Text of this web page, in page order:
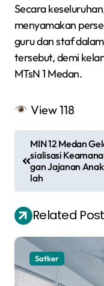
Secara
menyamakan
guru dan staf
tersebut, demi
MTsN 1 Medan.
View118
a
i
g
a
s
i
MIN 12 Medan
sialisasi
gan Jajanan
lah
Related
Satker